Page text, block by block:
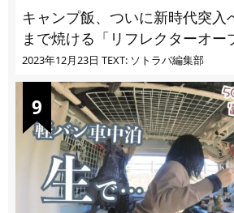
キャンプ飯、ついに新時代突入
まで焼ける「リフレクターオー
ぎる
2023年12月23日 TEXT: ソトラバ編集部